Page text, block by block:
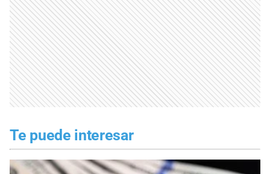
Te puede interesar